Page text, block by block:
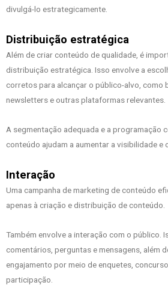
divulgá-lo estrategicamente.
Distribuição estratégica
Além de criar conteúdo de qualidade, é
distribuição estratégica. Isso envolve a
corretos para alcançar o público-alvo, como
newsletters e outras plataformas relevantes.
A segmentação adequada e a programação
conteúdo ajudam a aumentar a visibilidade e
Interação
Uma campanha de marketing de conteúdo
apenas à criação e distribuição de conteúdo.
Também envolve a interação com o público.
comentários, perguntas e mensagens, além
engajamento por meio de enquetes,
participação.